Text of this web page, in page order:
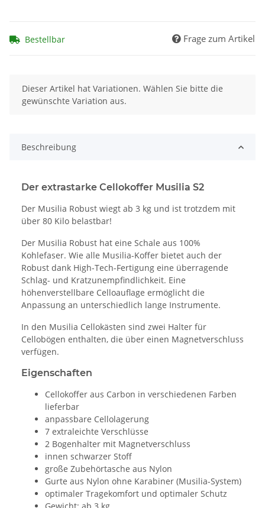
Bestellbar Frage zum Artikel
x
Dieser Artikel hat Variationen. Wählen Sie bitte die
gewünschte Variation aus.
Beschreibung
Der extrastarke Cellokoffer Musilia S2
Der Musilia Robust wiegt ab 3 kg und ist trotzdem mit
über 80 Kilo belastbar!
Der Musilia Robust hat eine Schale aus 100%
Kohlefaser. Wie alle Musilia-Koffer bietet auch der
Robust dank High-Tech-Fertigung eine überragende
Schlag- und Kratzunempfindlichkeit. Eine
höhenverstellbare Celloauflage ermöglicht die
Anpassung an unterschiedlich lange Instrumente.
In den Musilia Cellokästen sind zwei Halter für
Cellobögen enthalten, die über einen Magnetverschluss
verfügen.
Eigenschaften
Cellokoffer aus Carbon in verschiedenen Farben
lieferbar
anpassbare Cellolagerung
7 extraleichte Verschlüsse
2 Bogenhalter mit Magnetverschluss
innen schwarzer Stoff
große Zubehörtasche aus Nylon
Gurte aus Nylon ohne Karabiner (Musilia-System)
optimaler Tragekomfort und optimaler Schutz